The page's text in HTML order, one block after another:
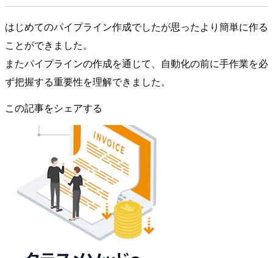
はじめてのパイプライン作成でしたが思ったより簡単に作る
ことができました。
またパイプラインの作成を通じて、自動化の前に手作業を必
ず把握する重要性を理解できました。
この記事をシェアする